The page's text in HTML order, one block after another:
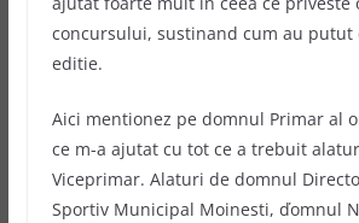
concursului, sustinand cum au putut
editie.
Aici mentionez pe domnul Primar al
ce m-a ajutat cu tot ce a trebuit
Viceprimar. Alaturi de domnul
Sportiv Municipal Moinesti, ďomnul